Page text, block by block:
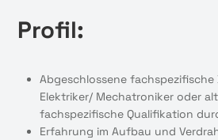
Profil:
Abgeschlossene
Elektriker/ Mechatroniker oder
fachspezifische Qualifikation
Erfahrung im Aufbau und